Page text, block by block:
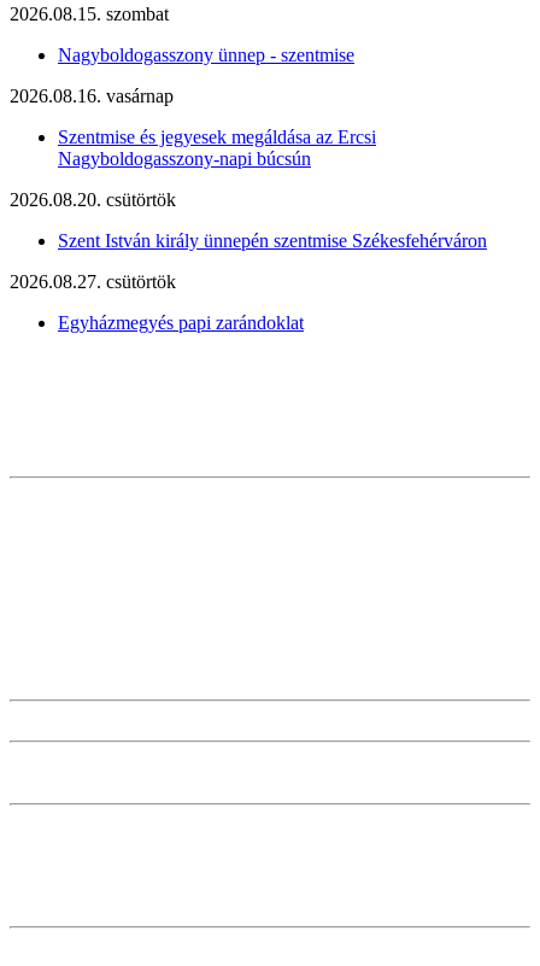
2026.08.15. szombat
Nagyboldogasszony ünnep - szentmise
2026.08.16. vasárnap
Szentmise és jegyesek megáldása az Ercsi
Nagyboldogasszony-napi búcsún
2026.08.20. csütörtök
Szent István király ünnepén szentmise Székesfehérváron
2026.08.27. csütörtök
Egyházmegyés papi zarándoklat